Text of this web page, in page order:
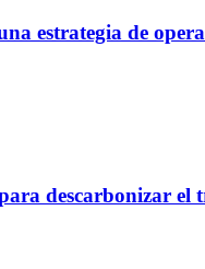
estrategia de
descarbonizar